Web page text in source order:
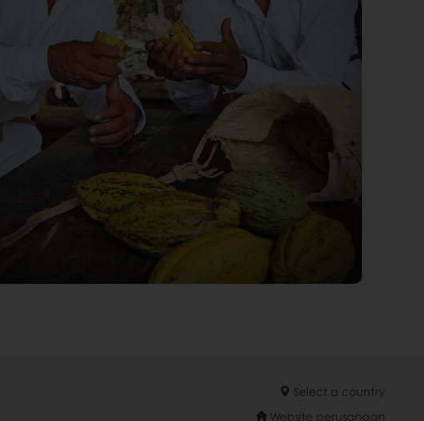
Select a country
Website perusahaan